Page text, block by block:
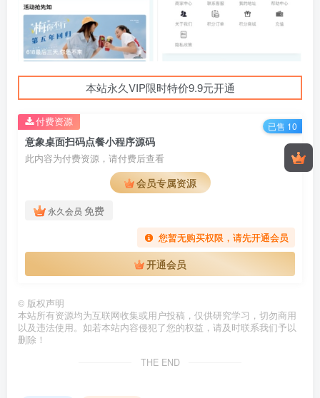
本站永久VIP限时特价9.9元开通
意象桌面扫码点餐小程序源码
此内容为付费资源，请付费后查看
会员专属资源
永久会员 免费
您暂无购买权限，请先开通会员
开通会员
付费资源 已售 10
© 版权声明
本站所有资源均为互联网收集或用户投稿，仅供研究学习，切勿商用
以及违法使用。如若本站内容侵犯了您的权益，请及时联系我们予以
删除！
THE END